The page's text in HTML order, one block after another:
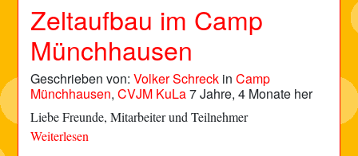
Zeltaufbau im Camp
Münchhausen
Geschrieben von:Volker Schreck inCamp
Münchhausen,CVJM KuLa7 Jahre, 4 Monate her
Liebe Freunde, Mitarbeiter und Teilnehmer
Weiterlesen